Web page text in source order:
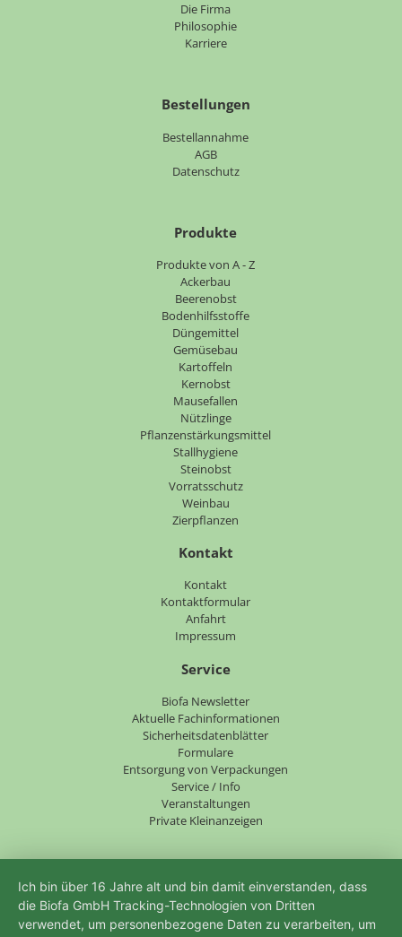
Die Firma
Philosophie
Karriere
Bestellungen
Bestellannahme
AGB
Datenschutz
Produkte
Produkte von A - Z
Ackerbau
Beerenobst
Bodenhilfsstoffe
Düngemittel
Gemüsebau
Kartoffeln
Kernobst
Mausefallen
Nützlinge
Pflanzenstärkungsmittel
Stallhygiene
Steinobst
Vorratsschutz
Weinbau
Zierpflanzen
Kontakt
Kontakt
Kontaktformular
Anfahrt
Impressum
Service
Biofa Newsletter
Aktuelle Fachinformationen
Sicherheitsdatenblätter
Formulare
Entsorgung von Verpackungen
Service / Info
Veranstaltungen
Private Kleinanzeigen
Ich bin über 16 Jahre alt und bin damit einverstanden, dass
die Biofa GmbH Tracking-Technologien von Dritten
verwendet, um personenbezogene Daten zu verarbeiten, um